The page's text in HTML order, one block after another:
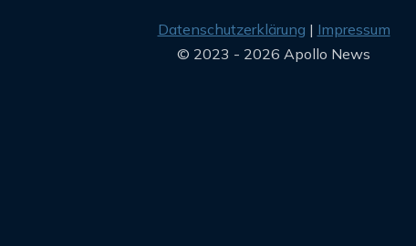
Datenschutzerklärung
Impressum
© 2023 - 2026 Apollo News